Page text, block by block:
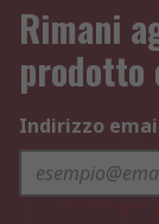
Rimani
prodotto
Indirizzo